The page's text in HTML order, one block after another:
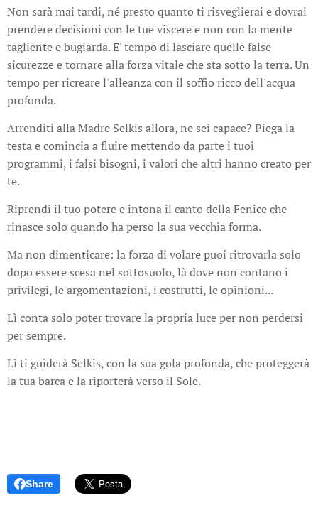
Non sarà mai tardi, né presto quanto ti risveglierai e dovrai
prendere decisioni con le tue viscere e non con la mente
tagliente e bugiarda. E' tempo di lasciare quelle false
sicurezze e tornare alla forza vitale che sta sotto la terra. Un
tempo per ricreare l'alleanza con il soffio ricco dell'acqua
profonda.
Arrenditi alla Madre Selkis allora, ne sei capace? Piega la
testa e comincia a fluire mettendo da parte i tuoi
programmi, i falsi bisogni, i valori che altri hanno creato per
te.
Riprendi il tuo potere e intona il canto della Fenice che
rinasce solo quando ha perso la sua vecchia forma.
Ma non dimenticare: la forza di volare puoi ritrovarla solo
dopo essere scesa nel sottosuolo, là dove non contano i
privilegi, le argomentazioni, i costrutti, le opinioni...
Lì conta solo poter trovare la propria luce per non perdersi
per sempre.
Lì ti guiderà Selkis, con la sua gola profonda, che proteggerà
la tua barca e la riporterà verso il Sole.
Share